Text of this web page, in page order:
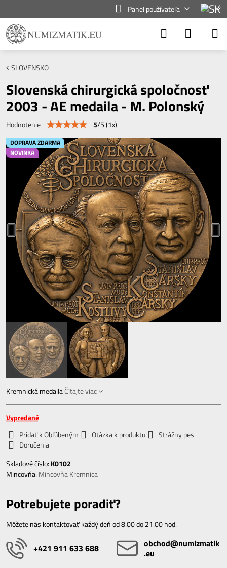
Panel používateľa
DOPRAVA ZDARMA
NOVINKA
SLOVENSKO
Slovenská chirurgická spoločnosť
2003 - AE medaila - M. Polonský
Hodnotenie 5/5(1x)
Kremnická medailaČítajte viac
Vypredané
Pridať k Obľúbeným
Otázka k produktu
Strážny pes
Doručenia
Skladové číslo: K0102
Mincovňa: Mincovňa Kremnica
Potrebujete poradiť?
Môžete nás kontaktovať každý deň od 8.00 do 21.00 hod.
+421 911 633 688
obchod​@numizmatik​
.eu